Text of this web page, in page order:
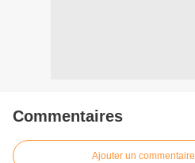
Commentaires
Ajouter un commentaire